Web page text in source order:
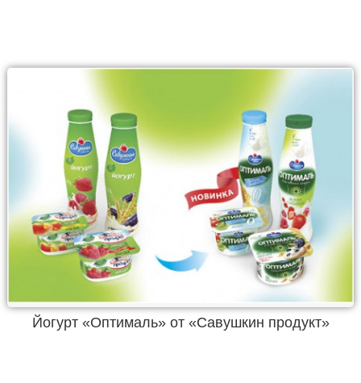
Йогурт «Оптималь» от «Савушкин продукт»